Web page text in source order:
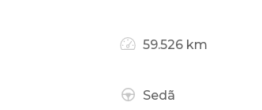
59.526 km
Sedã